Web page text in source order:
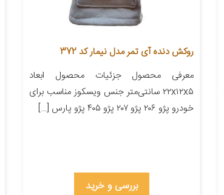
روکش دنده آی تمر مدل نیمار کد 372
معرفی محصول جزئیات محصول ابعاد
۲۲x۱۲x۵ سانتی‌متر جنس ویسکوز مناسب برای
خودرو پژو ۲۰۶ پژو ۲۰۷ پژو ۴۰۵ پژو پارس […]
بررسی و خرید